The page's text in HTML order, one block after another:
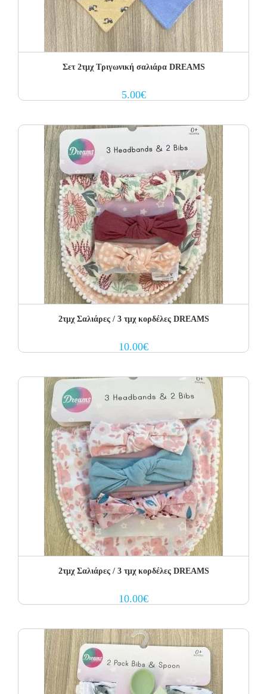
Σετ 2τμχ Τριγωνική σαλιάρα DREAMS
5.00€
2τμχ Σαλιάρες / 3 τμχ κορδέλες DREAMS
10.00€
2τμχ Σαλιάρες / 3 τμχ κορδέλες DREAMS
10.00€